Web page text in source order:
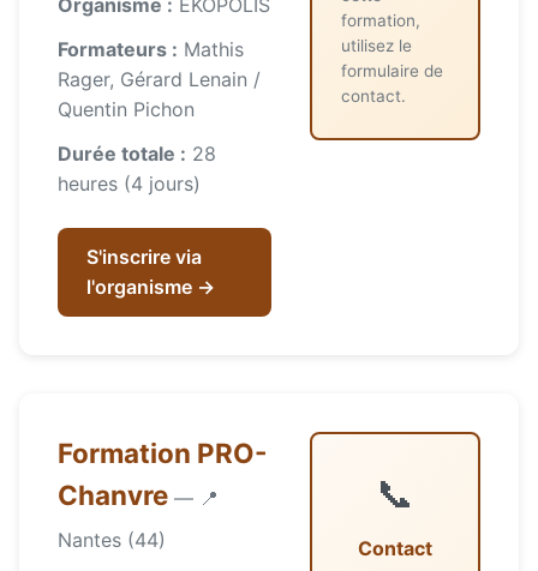
Formateurs : Mathis
Rager, Gérard Lenain /
Quentin Pichon
Durée totale : 28
heures (4 jours)
S'inscrire via
l'organisme →
formation,
utilisez le
formulaire de
contact.
Formation PRO-
Chanvre — 📍
Nantes (44)
📞
Contact